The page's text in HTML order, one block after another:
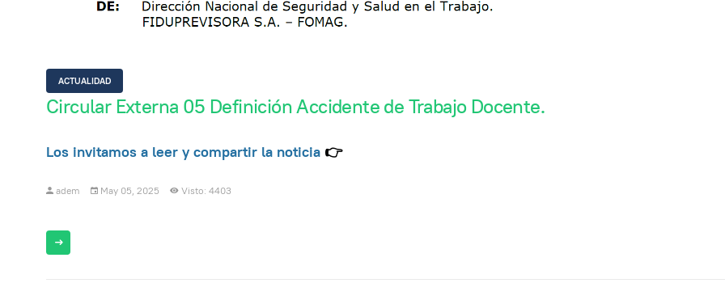
ACTUALIDAD
Circular Externa 05 Definición Accidente de Trabajo Docente.
Los invitamos a leer y compartir la noticia 👉
adem May 05, 2025 Visto: 4403